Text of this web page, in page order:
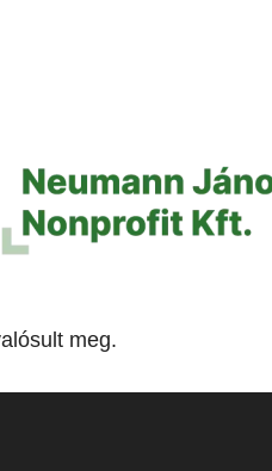
meg.